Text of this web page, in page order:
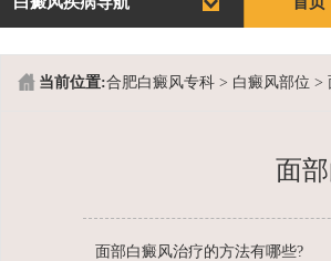
首页
当前位置:合肥白癜风专科 > 白癜风部位 >
面
面部白癜风治疗的方法有哪些?